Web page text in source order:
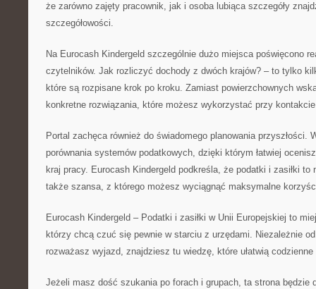
że zarówno zajęty pracownik, jak i osoba lubiąca szczegóły
szczegółowości.
Na Eurocash Kindergeld szczególnie dużo miejsca poświęcono
czytelników. Jak rozliczyć dochody z dwóch krajów? – to tylko
które są rozpisane krok po kroku. Zamiast powierzchownych
konkretne rozwiązania, które możesz wykorzystać przy
Portal zachęca również do świadomego planowania przyszłości.
porównania systemów podatkowych, dzięki którym łatwiej
kraj pracy. Eurocash Kindergeld podkreśla, że podatki i zasiłki
także szansa, z którego możesz wyciągnąć maksymalne
Eurocash Kindergeld – Podatki i zasiłki w Unii Europejskiej to
którzy chcą czuć się pewnie w starciu z urzędami. Niezależnie
rozważasz wyjazd, znajdziesz tu wiedzę, które ułatwią
Jeżeli masz dość szukania po forach i grupach, ta strona będzie